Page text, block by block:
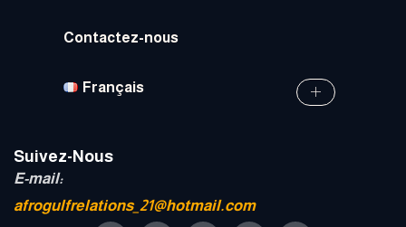
Contactez-nous
Français
Suivez-Nous
E-mail:
afrogulfrelations_21@hotmail.com